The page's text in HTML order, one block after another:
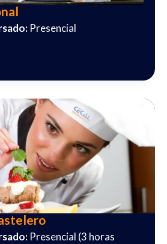
Presencial
Presencial (3 horas